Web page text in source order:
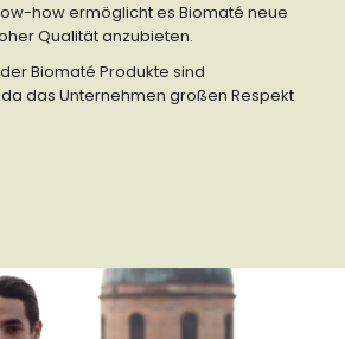
how ermöglicht es Biomaté neue
Qualität anzubieten.
Biomaté Produkte sind
das Unternehmen großen Respekt